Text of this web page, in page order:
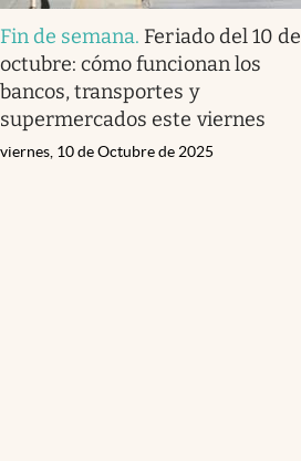
Fin de semana. Feriado del 10 de
octubre: cómo funcionan los
bancos, transportes y
supermercados este viernes
viernes, 10 de Octubre de 2025